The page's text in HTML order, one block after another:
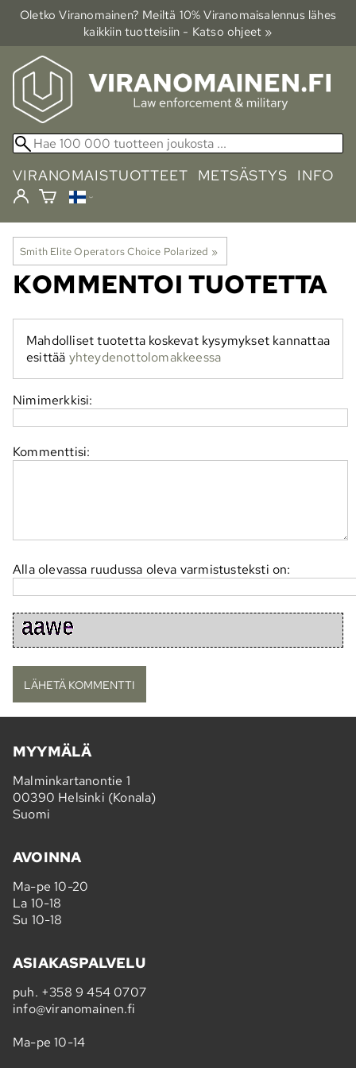
Oletko Viranomainen? Meiltä 10% Viranomais­alennus lähes
kaikkiin tuotteisiin - Katso ohjeet »
VIRANOMAISTUOTTEET METSÄSTYS INFO
Smith Elite Operators Choice Polarized ‪»
KOMMENTOI TUOTETTA
Mahdolliset tuotetta koskevat kysymykset kannattaa
esittää yhteydenottolomakkeessa
Nimimerkkisi:
Kommenttisi:
Alla olevassa ruudussa oleva varmistusteksti on:
MYYMÄLÄ
Malminkartanontie 1
00390 Helsinki (Konala)
Suomi
AVOINNA
Ma-pe 10-20
La 10-18
Su 10-18
ASIAKASPALVELU
puh. +358 9 454 0707
info@viranomainen.fi
Ma-pe 10-14